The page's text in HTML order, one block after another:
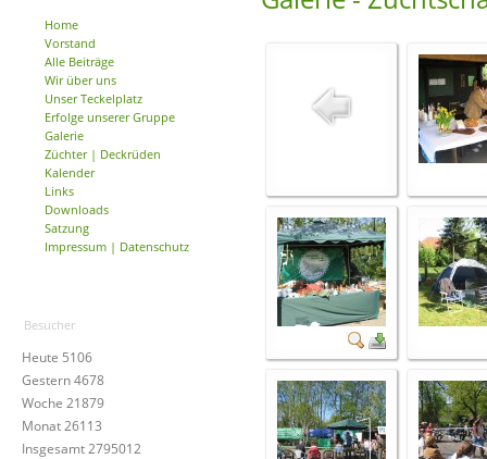
Home
Vorstand
Alle Beiträge
Wir über uns
Unser Teckelplatz
Erfolge unserer Gruppe
Galerie
Züchter | Deckrüden
Kalender
Links
Downloads
Satzung
Impressum | Datenschutz
Besucher
Heute 5106
Gestern4678
Woche 21879
Monat26113
Insgesamt2795012